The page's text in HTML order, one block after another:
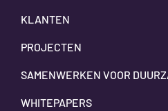
KLANTEN
PROJECTEN
SAMENWERKEN VOOR
WHITEPAPERS